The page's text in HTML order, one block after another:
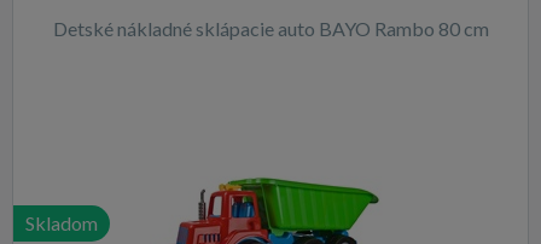
Detské nákladné sklápacie auto BAYO Rambo 80 cm
Skladom